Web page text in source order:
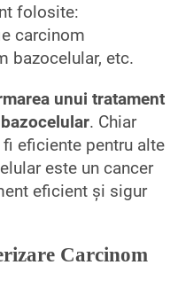
folosite:
carcinom
bazocelular, etc.
unui tratament
. Chiar
eficiente pentru alte
este un cancer
eficient și sigur
Carcinom